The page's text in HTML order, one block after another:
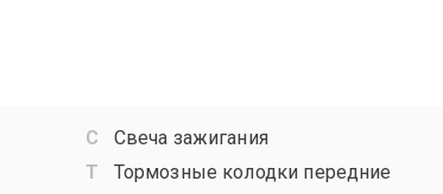
Свеча зажигания
Тормозные колодки передние